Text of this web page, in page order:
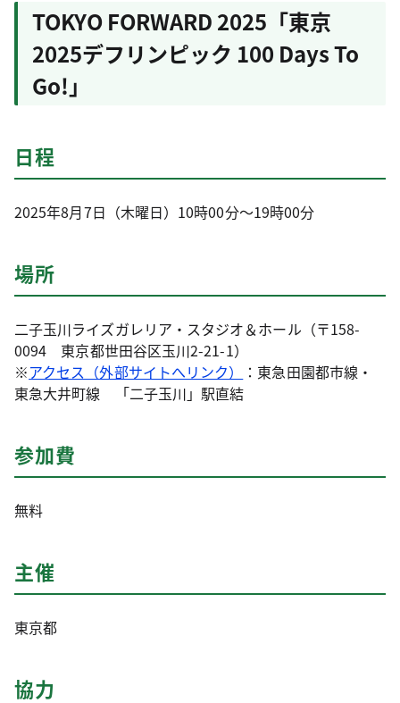
TOKYO FORWARD 2025「東京
2025デフリンピック 100 Days To
Go!」
日程
2025年8月7日（木曜日）10時00分～19時00分
場所
二子玉川ライズガレリア・スタジオ＆ホール（〒158-
0094 東京都世田谷区玉川2-21-1）
※アクセス（外部サイトへリンク）
：東急田園都市線・
東急大井町線 「二子玉川」駅直結
参加費
無料
主催
東京都
協力